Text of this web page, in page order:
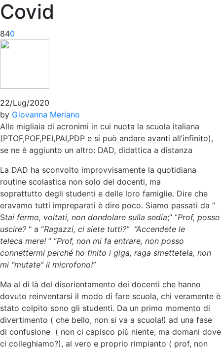
Covid
840
22/Lug/2020
by Giovanna Meriano
Alle migliaia di acronimi in cui nuota la scuola italiana
(PTOF,POF,PEI,PAI,PDP e si può andare avanti all’infinito),
se ne è aggiunto un altro: DAD, didattica a distanza
La DAD ha sconvolto improvvisamente la quotidiana
routine scolastica non solo dei docenti, ma
soprattutto degli studenti e delle loro famiglie. Dire che
eravamo tutti impreparati è dire poco. Siamo passati da “
Stai fermo, voltati, non dondolare sulla sedia;” “Prof, posso
uscire? “ a “Ragazzi, ci siete tutti?” “Accendete le
teleca mere! ” “Prof, non mi fa entrare, non posso
connettermi perché ho finito i giga, raga smettetela, non
mi “mutate” il microfono!”
Ma al di là del disorientamento dei docenti che hanno
dovuto reinventarsi il modo di fare scuola, chi veramente è
stato colpito sono gli studenti. Da un primo momento di
divertimento ( che bello, non si va a scuola!) ad una fase
di confusione ( non ci capisco più niente, ma domani dove
ci colleghiamo?), al vero e proprio rimpianto ( prof, non